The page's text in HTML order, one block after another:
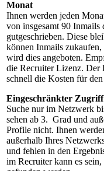
Monat
Ihnen werden jeden
von insgesamt 90 Inmails
gutgeschrieben. Diese
können Inmails
wird dies angeboten.
die Recruiter Lizenz. Der
schnell die Kosten für
Eingeschränkter
Suche nur im Netzwerk
sehen ab 3. Grad und
Profile nicht. Ihnen
außerhalb Ihres
und fehlen in den
im Recruiter kann es